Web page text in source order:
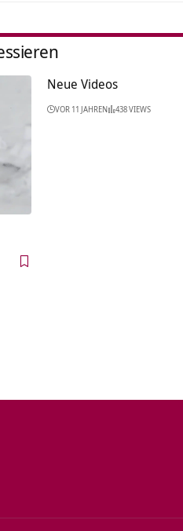
Neue Videos
VOR 11 JAHREN 438 VIEWS